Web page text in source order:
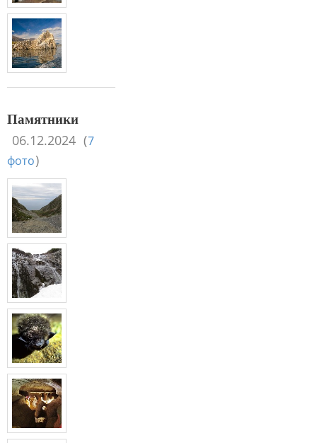
Памятники
06.12.2024 (7
фото)